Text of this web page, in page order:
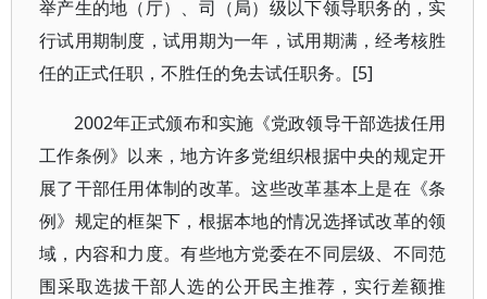
举产生的地（厅）、司（局）级以下领导职务的，实
行试用期制度，试用期为一年，试用期满，经考核胜
任的正式任职，不胜任的免去试任职务。[5]
2002年正式颁布和实施《党政领导干部选拔任用
工作条例》以来，地方许多党组织根据中央的规定开
展了干部任用体制的改革。这些改革基本上是在《条
例》规定的框架下，根据本地的情况选择试改革的领
域，内容和力度。有些地方党委在不同层级、不同范
围采取选拔干部人选的公开民主推荐，实行差额推